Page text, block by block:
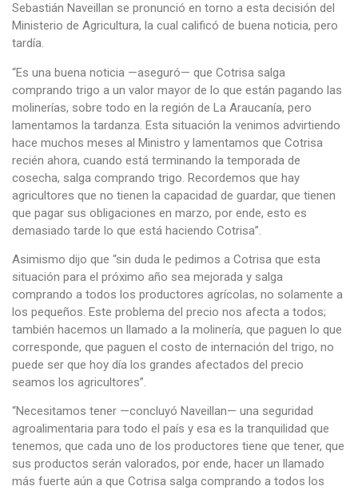
Sebastián Naveillan se pronunció en torno a esta decisión del
Ministerio de Agricultura, la cual calificó de buena noticia, pero
tardía.
“Es una buena noticia —aseguró— que Cotrisa salga
comprando trigo a un valor mayor de lo que están pagando las
molinerías, sobre todo en la región de La Araucanía, pero
lamentamos la tardanza. Esta situación la venimos advirtiendo
hace muchos meses al Ministro y lamentamos que Cotrisa
recién ahora, cuando está terminando la temporada de
cosecha, salga comprando trigo. Recordemos que hay
agricultores que no tienen la capacidad de guardar, que tienen
que pagar sus obligaciones en marzo, por ende, esto es
demasiado tarde lo que está haciendo Cotrisa”.
Asimismo dijo que “sin duda le pedimos a Cotrisa que esta
situación para el próximo año sea mejorada y salga
comprando a todos los productores agrícolas, no solamente a
los pequeños. Este problema del precio nos afecta a todos;
también hacemos un llamado a la molinería, que paguen lo que
corresponde, que paguen el costo de internación del trigo, no
puede ser que hoy día los grandes afectados del precio
seamos los agricultores”.
“Necesitamos tener —concluyó Naveillan— una seguridad
agroalimentaria para todo el país y esa es la tranquilidad que
tenemos, que cada uno de los productores tiene que tener, que
sus productos serán valorados, por ende, hacer un llamado
más fuerte aún a que Cotrisa salga comprando a todos los